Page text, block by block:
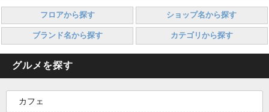
フロアから探す ショップ名から探す
ブランド名から探す カテゴリから探す
グルメを探す
カフェ